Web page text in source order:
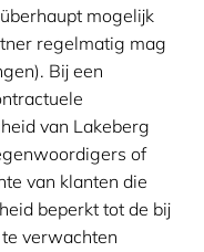
mogelijk
regelmatig mag
Bij een
van Lakeberg
of
van klanten die
beperkt tot de bij
verwachten